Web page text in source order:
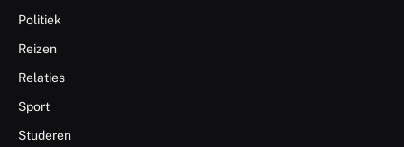
Politiek
Reizen
Relaties
Sport
Studeren